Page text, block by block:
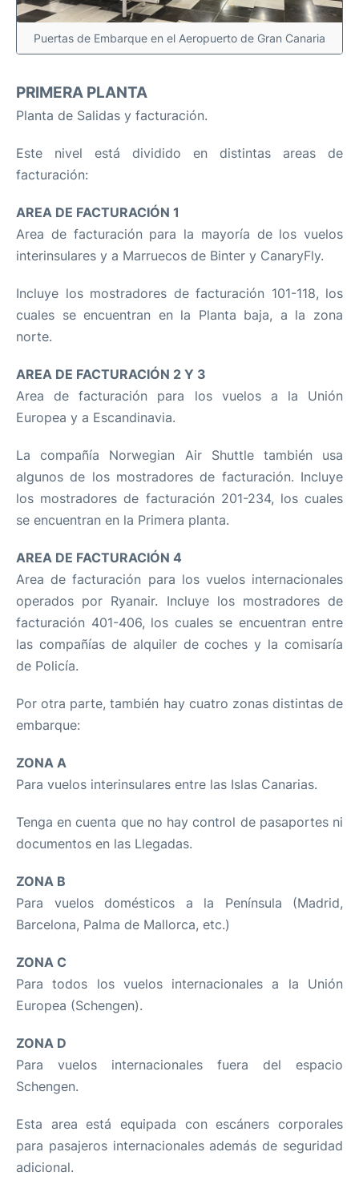
Puertas de Embarque en el Aeropuerto de Gran Canaria
PRIMERA PLANTA
Planta de Salidas y facturación.
Este nivel está dividido en distintas areas de
facturación:
AREA DE FACTURACIÓN 1
Area de facturación para la mayoría de los vuelos
interinsulares y a Marruecos de Binter y CanaryFly.
Incluye los mostradores de facturación 101-118, los
cuales se encuentran en la Planta baja, a la zona
norte.
AREA DE FACTURACIÓN 2 Y 3
Area de facturación para los vuelos a la Unión
Europea y a Escandinavia.
La compañía Norwegian Air Shuttle también usa
algunos de los mostradores de facturación. Incluye
los mostradores de facturación 201-234, los cuales
se encuentran en la Primera planta.
AREA DE FACTURACIÓN 4
Area de facturación para los vuelos internacionales
operados por Ryanair. Incluye los mostradores de
facturación 401-406, los cuales se encuentran entre
las compañías de alquiler de coches y la comisaría
de Policía.
Por otra parte, también hay cuatro zonas distintas de
embarque:
ZONA A
Para vuelos interinsulares entre las Islas Canarias.
Tenga en cuenta que no hay control de pasaportes ni
documentos en las Llegadas.
ZONA B
Para vuelos domésticos a la Península (Madrid,
Barcelona, Palma de Mallorca, etc.)
ZONA C
Para todos los vuelos internacionales a la Unión
Europea (Schengen).
ZONA D
Para vuelos internacionales fuera del espacio
Schengen.
Esta area está equipada con escáners corporales
para pasajeros internacionales además de seguridad
adicional.